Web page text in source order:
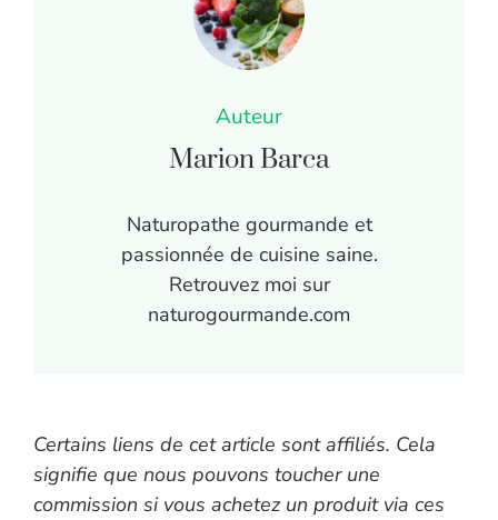
Auteur
Marion Barca
Naturopathe gourmande et
passionnée de cuisine saine.
Retrouvez moi sur
naturogourmande.com
Certains liens de cet article sont affiliés. Cela
signifie que nous pouvons toucher une
commission si vous achetez un produit via ces